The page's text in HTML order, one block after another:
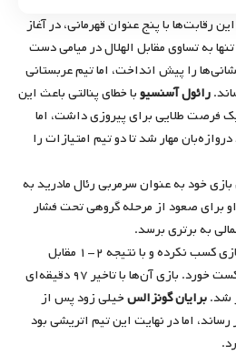
رقابت‌ها با پنج عنوان قهرمانی، در آغاز
به تساوی مقابل الهلال در میامی دست
را پیش انداخت، اما تیم عربستانی
رائول آسنسیوبا خطای پنالتی باعث این
فرصت طلایی برای پیروزی داشت، اما
مهار شد تا دو تیم امتیازات را
بازی خود به عنوان سرمربی رئال مادرید به
برای صعود از مرحله گروهی تحت فشار
به برتری برسد.
هنوز امتیازی کسب نکرده و با نتیجه ۲-۱ مقابل
سالزبورگ اتریش در اوهایو شکست خورد. بازی آن‌ها با تاخیر ۹۷ دقیقه‌ای
شد.برایان گونزالسخیلی زود پس از
اما در نهایت این تیم اتریشی بود